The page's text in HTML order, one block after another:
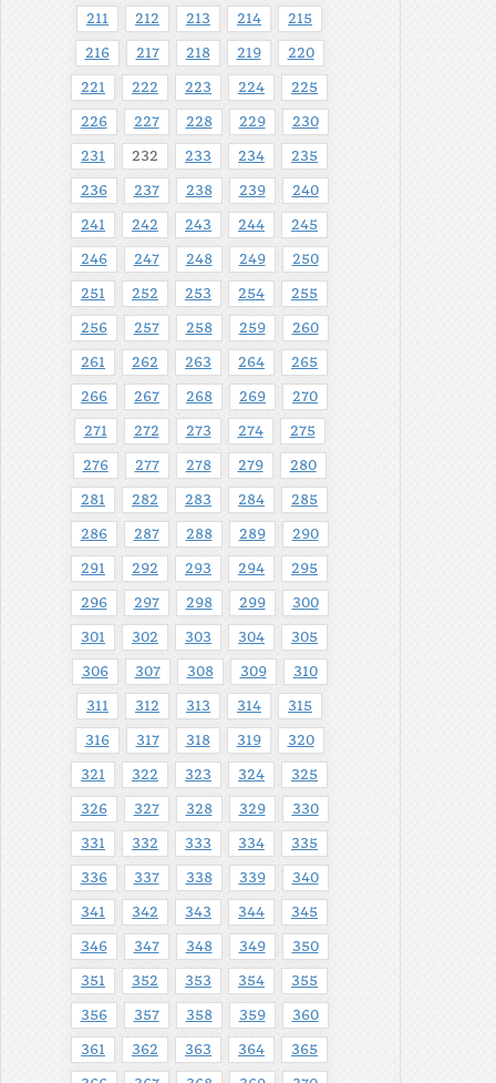
211 212 213 214 215
216 217 218 219 220
221 222 223 224 225
226 227 228 229 230
231 232 233 234 235
236 237 238 239 240
241 242 243 244 245
246 247 248 249 250
251 252 253 254 255
256 257 258 259 260
261 262 263 264 265
266 267 268 269 270
271 272 273 274 275
276 277 278 279 280
281 282 283 284 285
286 287 288 289 290
291 292 293 294 295
296 297 298 299 300
301 302 303 304 305
306 307 308 309 310
311 312 313 314 315
316 317 318 319 320
321 322 323 324 325
326 327 328 329 330
331 332 333 334 335
336 337 338 339 340
341 342 343 344 345
346 347 348 349 350
351 352 353 354 355
356 357 358 359 360
361 362 363 364 365